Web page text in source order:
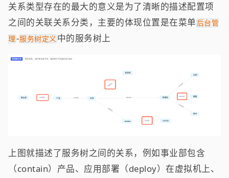
关系类型存在的最大的意义是为了清晰的描述配置项
之间的关联关系分类，主要的体现位置是在菜单 后台管
理-服务树定义中的服务树上
上图就描述了服务树之间的关系，例如事业部包含
（contain）产品、应用部署（deploy）在虚拟机上、